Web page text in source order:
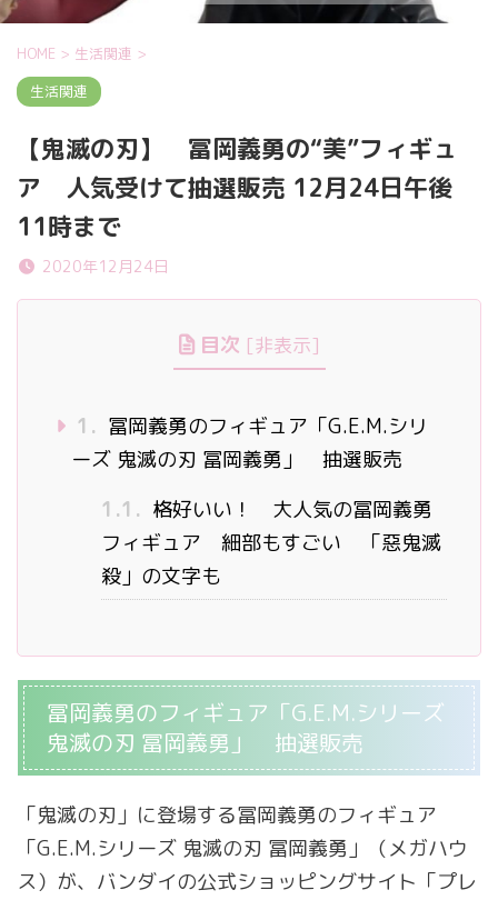
HOME > 生活関連 >
生活関連
【鬼滅の刃】 冨岡義勇の“美”フィギュ
ア 人気受けて抽選販売 12月24日午後
11時まで
2020年12月24日
目次 [非表示]
1. 冨岡義勇のフィギュア「G.E.M.シリ
ーズ 鬼滅の刃 冨岡義勇」 抽選販売
1.1. 格好いい！ 大人気の冨岡義勇
フィギュア 細部もすごい 「惡鬼滅
殺」の文字も
冨岡義勇のフィギュア「G.E.M.シリーズ
鬼滅の刃 冨岡義勇」 抽選販売
「鬼滅の刃」に登場する冨岡義勇のフィギュア
「G.E.M.シリーズ 鬼滅の刃 冨岡義勇」（メガハウ
ス）が、バンダイの公式ショッピングサイト「プレ